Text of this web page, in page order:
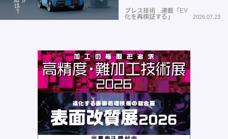
プレス技術 連載「EV
化を再検証する」
2026.07.23